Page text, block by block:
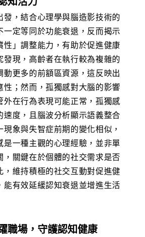
發，結合心理學與腦造影技術的
一定等同於功能衰退，反而揭示
性」調整能力，有助於促進健康
發現，高齡者在執行較為複雜的
動更多的前額區資源，這反映出
性；然而，孤獨感對大腦的影響
外在行為表現可能正常，孤獨感
速度，且腦波分析顯示語義整合
象與失智症前期的變化相似，
是一種主觀的心理經驗，並非單
，關鍵在於個體的社交需求是否
，維持積極的社交互動對促進健
能有效延緩認知衰退並增進生活
職場，守護認知健康